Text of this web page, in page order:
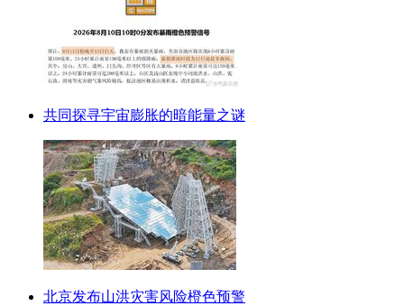
共同探寻宇宙膨胀的暗能量之谜
北京发布山洪灾害风险橙色预警